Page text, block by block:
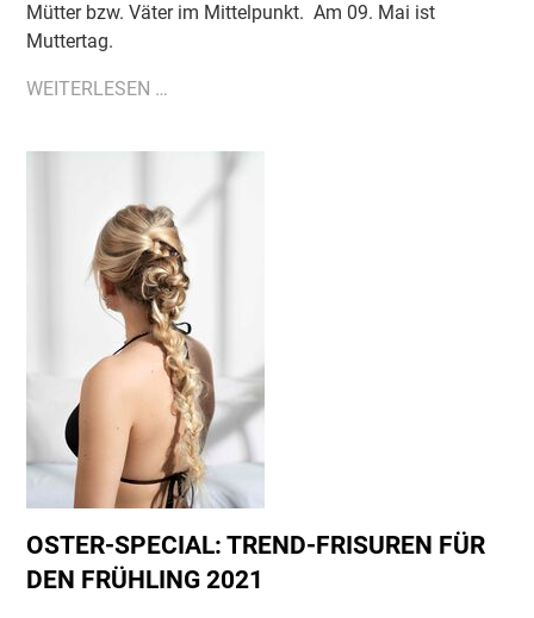
Mütter bzw. Väter im Mittelpunkt. Am 09. Mai ist
Muttertag.
WEITERLESEN …
HAARPFLEGEPRODUKTE
FÜR
DEN
MUTTERTAG
UND
VATERTAG
OSTER-SPECIAL: TREND-FRISUREN FÜR
DEN FRÜHLING 2021